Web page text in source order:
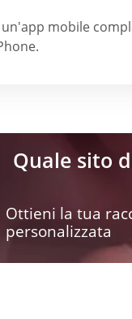
mobile
Quale sito
Ottieni la tua
personalizzata